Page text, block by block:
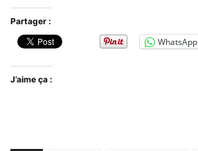
Partager :
WhatsApp
J’aime ça :